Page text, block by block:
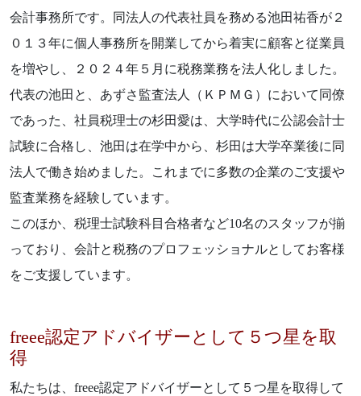
会計事務所です。同法人の代表社員を務める池田祐香が２
０１３年に個人事務所を開業してから着実に顧客と従業員
を増やし、２０２４年５月に税務業務を法人化しました。
代表の池田と、あずさ監査法人（ＫＰＭＧ）において同僚
であった、社員税理士の杉田愛は、大学時代に公認会計士
試験に合格し、池田は在学中から、杉田は大学卒業後に同
法人で働き始めました。これまでに多数の企業のご支援や
監査業務を経験しています。
このほか、税理士試験科目合格者など10名のスタッフが揃
っており、会計と税務のプロフェッショナルとしてお客様
をご支援しています。
freee認定アドバイザーとして５つ星を取
得
私たちは、freee認定アドバイザーとして５つ星を取得して